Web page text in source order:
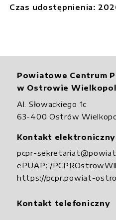
Czas udostępnienia:
Powiatowe Centrum
w Ostrowie
Al. Słowackiego 1c
63-400 Ostrów
Kontakt elektroniczny
pcpr-
ePUAP: /
https://pcpr.powiat-
Kontakt telefoniczny